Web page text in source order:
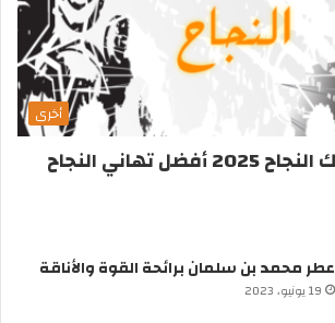
أخرى
عبارات الف مبروك النجاح 2025 أفضل تهاني النجاح
عطر محمد بن سلمان برائحة القوة والأناقة
19 يونيو، 2023